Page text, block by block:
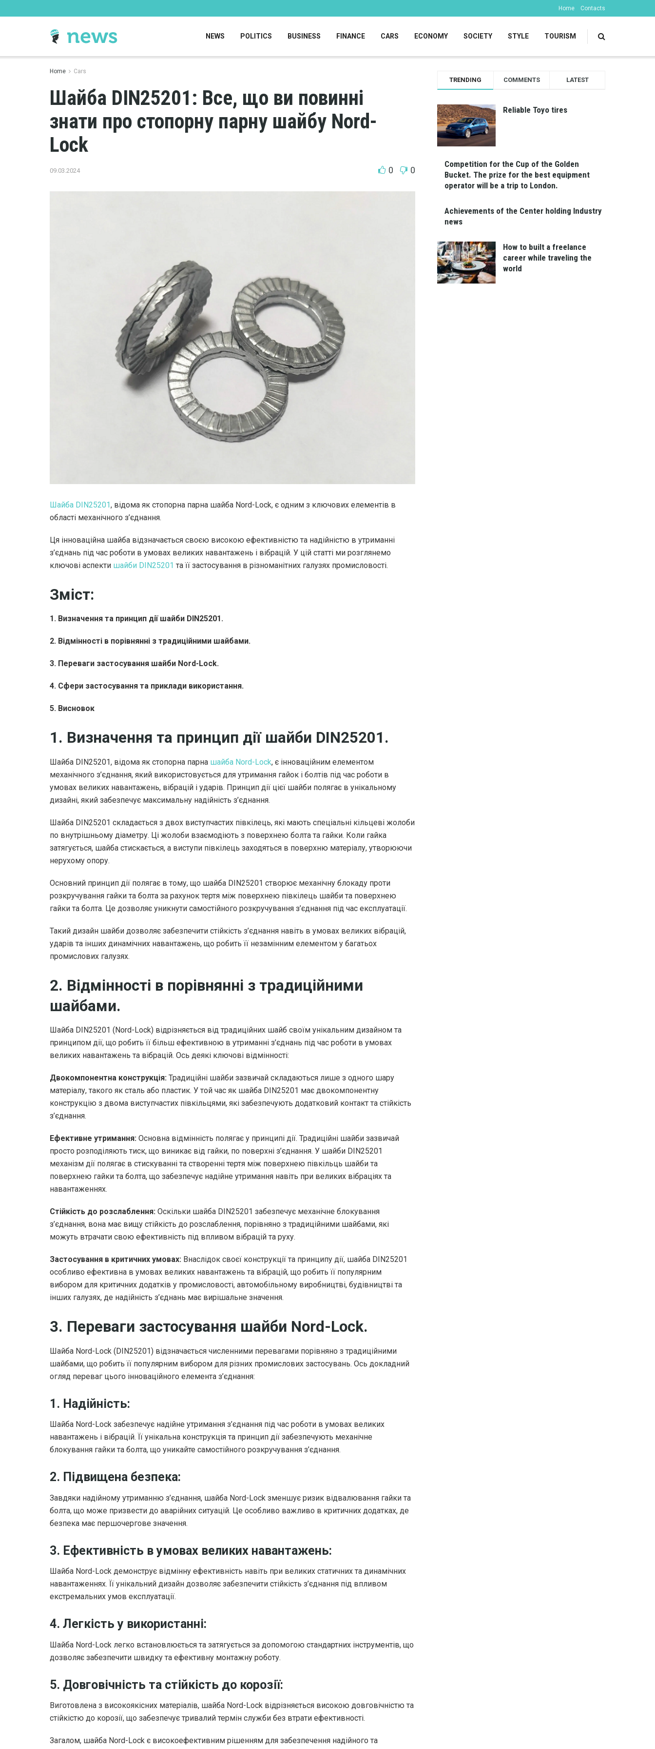
Home Contacts
NEWS POLITICS BUSINESS FINANCE CARS ECONOMY SOCIETY STYLE TOURISM
Home Cars
Шайба DIN25201: Все, що ви повинні
знати про стопорну парну шайбу Nord-
Lock
09.03.2024 0 0
Шайба DIN25201, відома як стопорна парна шайба Nord-Lock, є одним з ключових елементів в
області механічного з’єднання.
Ця інноваційна шайба відзначається своєю високою ефективністю та надійністю в утриманні
з’єднань під час роботи в умовах великих навантажень і вібрацій. У цій статті ми розглянемо
ключові аспекти шайби DIN25201 та її застосування в різноманітних галузях промисловості.
Зміст:
1. Визначення та принцип дії шайби DIN25201.
2. Відмінності в порівнянні з традиційними шайбами.
3. Переваги застосування шайби Nord-Lock.
4. Сфери застосування та приклади використання.
5. Висновок
1. Визначення та принцип дії шайби DIN25201.
Шайба DIN25201, відома як стопорна парна шайба Nord-Lock, є інноваційним елементом
механічного з’єднання, який використовується для утримання гайок і болтів під час роботи в
умовах великих навантажень, вібрацій і ударів. Принцип дії цієї шайби полягає в унікальному
дизайні, який забезпечує максимальну надійність з’єднання.
Шайба DIN25201 складається з двох виступчастих півкілець, які мають спеціальні кільцеві жолоби
по внутрішньому діаметру. Ці жолоби взаємодіють з поверхнею болта та гайки. Коли гайка
затягується, шайба стискається, а виступи півкілець заходяться в поверхню матеріалу, утворюючи
нерухому опору.
Основний принцип дії полягає в тому, що шайба DIN25201 створює механічну блокаду проти
розкручування гайки та болта за рахунок тертя між поверхнею півкілець шайби та поверхнею
гайки та болта. Це дозволяє уникнути самостійного розкручування з’єднання під час експлуатації.
Такий дизайн шайби дозволяє забезпечити стійкість з’єднання навіть в умовах великих вібрацій,
ударів та інших динамічних навантажень, що робить її незамінним елементом у багатьох
промислових галузях.
2. Відмінності в порівнянні з традиційними
шайбами.
Шайба DIN25201 (Nord-Lock) відрізняється від традиційних шайб своїм унікальним дизайном та
принципом дії, що робить її більш ефективною в утриманні з’єднань під час роботи в умовах
великих навантажень та вібрацій. Ось деякі ключові відмінності:
Двокомпонентна конструкція: Традиційні шайби зазвичай складаються лише з одного шару
матеріалу, такого як сталь або пластик. У той час як шайба DIN25201 має двокомпонентну
конструкцію з двома виступчастих півкільцями, які забезпечують додатковий контакт та стійкість
з’єднання.
Ефективне утримання: Основна відмінність полягає у принципі дії. Традиційні шайби зазвичай
просто розподіляють тиск, що виникає від гайки, по поверхні з’єднання. У шайби DIN25201
механізм дії полягає в стискуванні та створенні тертя між поверхнею півкільць шайби та
поверхнею гайки та болта, що забезпечує надійне утримання навіть при великих вібраціях та
навантаженнях.
Стійкість до розслаблення: Оскільки шайба DIN25201 забезпечує механічне блокування
з’єднання, вона має вищу стійкість до розслаблення, порівняно з традиційними шайбами, які
можуть втрачати свою ефективність під впливом вібрацій та руху.
Застосування в критичних умовах: Внаслідок своєї конструкції та принципу дії, шайба DIN25201
особливо ефективна в умовах великих навантажень та вібрацій, що робить її популярним
вибором для критичних додатків у промисловості, автомобільному виробництві, будівництві та
інших галузях, де надійність з’єднань має вирішальне значення.
3. Переваги застосування шайби Nord-Lock.
Шайба Nord-Lock (DIN25201) відзначається численними перевагами порівняно з традиційними
шайбами, що робить її популярним вибором для різних промислових застосувань. Ось докладний
огляд переваг цього інноваційного елемента з’єднання:
1. Надійність:
Шайба Nord-Lock забезпечує надійне утримання з’єднання під час роботи в умовах великих
навантажень і вібрацій. Її унікальна конструкція та принцип дії забезпечують механічне
блокування гайки та болта, що уникайте самостійного розкручування з’єднання.
2. Підвищена безпека:
Завдяки надійному утриманню з’єднання, шайба Nord-Lock зменшує ризик відвалювання гайки та
болта, що може призвести до аварійних ситуацій. Це особливо важливо в критичних додатках, де
безпека має першочергове значення.
3. Ефективність в умовах великих навантажень:
Шайба Nord-Lock демонструє відмінну ефективність навіть при великих статичних та динамічних
навантаженнях. Її унікальний дизайн дозволяє забезпечити стійкість з’єднання під впливом
екстремальних умов експлуатації.
4. Легкість у використанні:
Шайба Nord-Lock легко встановлюється та затягується за допомогою стандартних інструментів, що
дозволяє забезпечити швидку та ефективну монтажну роботу.
5. Довговічність та стійкість до корозії:
Виготовлена з високоякісних матеріалів, шайба Nord-Lock відрізняється високою довговічністю та
стійкістю до корозії, що забезпечує тривалий термін служби без втрати ефективності.
Загалом, шайба Nord-Lock є високоефективним рішенням для забезпечення надійного та
TRENDING COMMENTS LATEST
Reliable Toyo tires
Competition for the Cup of the Golden
Bucket. The prize for the best equipment
operator will be a trip to London.
Achievements of the Center holding Industry
news
How to built a freelance
career while traveling the
world